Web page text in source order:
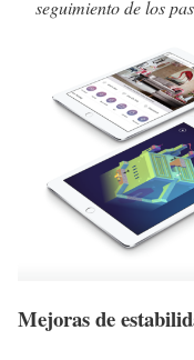
seguimiento de los
Mejoras de